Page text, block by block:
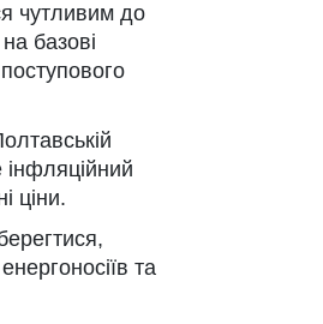
чутливим до
базові
інфляційний
ціни.
та